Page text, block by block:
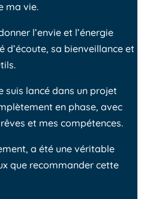
ma vie.
l’envie et l’énergie
d’écoute, sa bienveillance et
suis lancé dans un projet
en phase, avec
et mes compétences.
a été une véritable
que recommander cette